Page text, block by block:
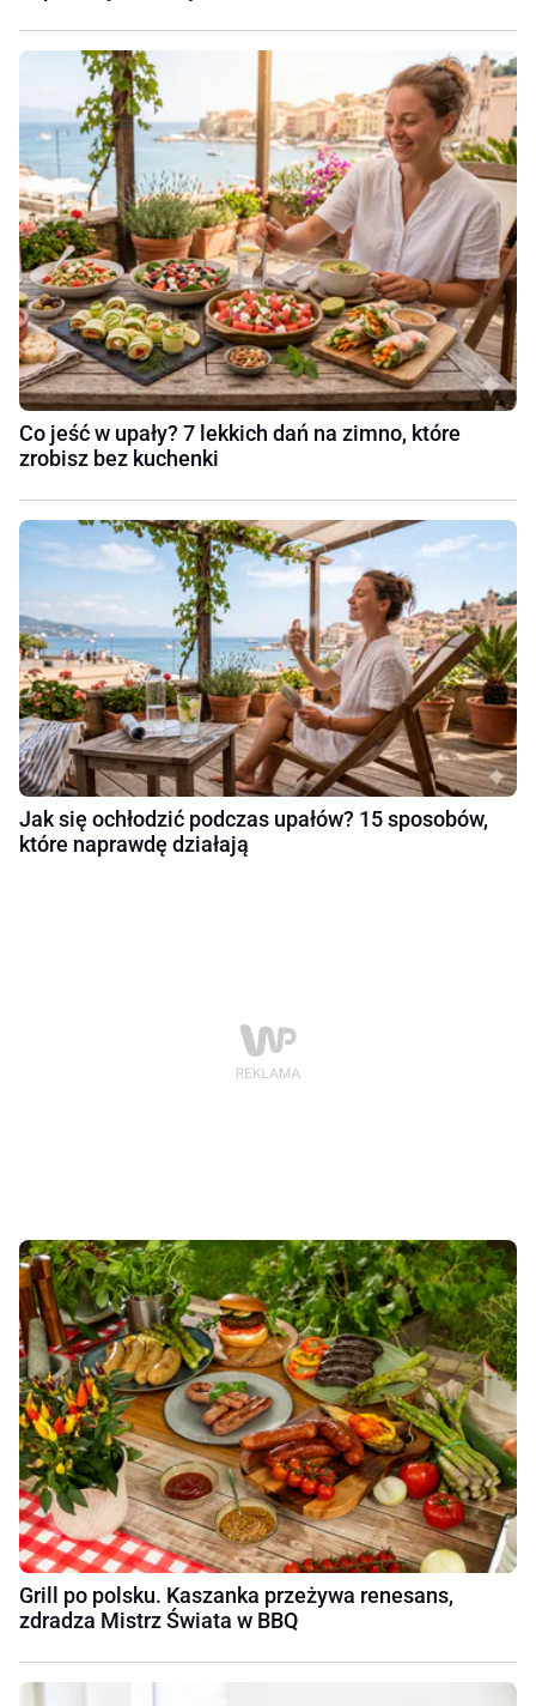
Co jeść w upały? 7 lekkich dań na zimno, które
zrobisz bez kuchenki
Jak się ochłodzić podczas upałów? 15 sposobów,
które naprawdę działają
Grill po polsku. Kaszanka przeżywa renesans,
zdradza Mistrz Świata w BBQ